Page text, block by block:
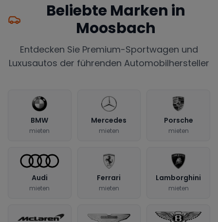
Beliebte Marken in
Moosbach
Entdecken Sie Premium-Sportwagen und
Luxusautos der führenden Automobilhersteller
BMW
mieten
Mercedes
mieten
Porsche
mieten
Audi
mieten
Ferrari
mieten
Lamborghini
mieten